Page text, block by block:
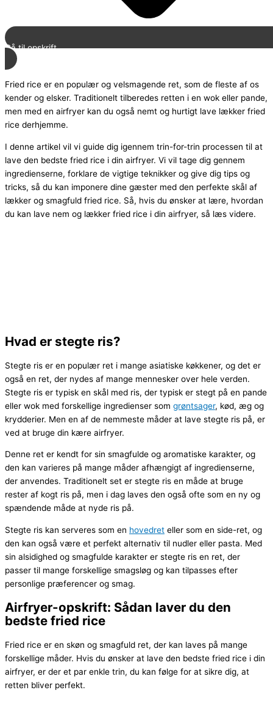
Gå til opskrift
Fried rice er en populær og velsmagende ret, som de fleste af os
kender og elsker. Traditionelt tilberedes retten i en wok eller pande,
men med en airfryer kan du også nemt og hurtigt lave lækker fried
rice derhjemme.
I denne artikel vil vi guide dig igennem trin-for-trin processen til at
lave den bedste fried rice i din airfryer. Vi vil tage dig gennem
ingredienserne, forklare de vigtige teknikker og give dig tips og
tricks, så du kan imponere dine gæster med den perfekte skål af
lækker og smagfuld fried rice. Så, hvis du ønsker at lære, hvordan
du kan lave nem og lækker fried rice i din airfryer, så læs videre.
Hvad er stegte ris?
Stegte ris er en populær ret i mange asiatiske køkkener, og det er
også en ret, der nydes af mange mennesker over hele verden.
Stegte ris er typisk en skål med ris, der typisk er stegt på en pande
eller wok med forskellige ingredienser som grøntsager, kød, æg og
krydderier. Men en af de nemmeste måder at lave stegte ris på, er
ved at bruge din kære airfryer.
Denne ret er kendt for sin smagfulde og aromatiske karakter, og
den kan varieres på mange måder afhængigt af ingredienserne,
der anvendes. Traditionelt set er stegte ris en måde at bruge
rester af kogt ris på, men i dag laves den også ofte som en ny og
spændende måde at nyde ris på.
Stegte ris kan serveres som en hovedret eller som en side-ret, og
den kan også være et perfekt alternativ til nudler eller pasta. Med
sin alsidighed og smagfulde karakter er stegte ris en ret, der
passer til mange forskellige smagsløg og kan tilpasses efter
personlige præferencer og smag.
Airfryer-opskrift: Sådan laver du den
bedste fried rice
Fried rice er en skøn og smagfuld ret, der kan laves på mange
forskellige måder. Hvis du ønsker at lave den bedste fried rice i din
airfryer, er der et par enkle trin, du kan følge for at sikre dig, at
retten bliver perfekt.